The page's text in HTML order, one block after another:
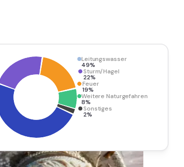
Leitungswasser
49%
Sturm/Hagel
22%
Feuer
19%
Weitere Naturgefahren
8%
Sonstiges
2%